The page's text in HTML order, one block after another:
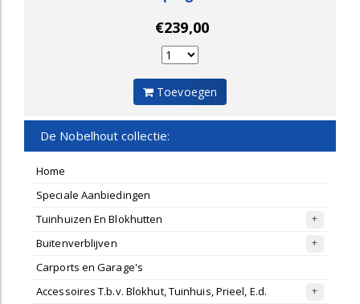
€239,00
Toevoegen
De Nobelhout collectie:
Home
Speciale Aanbiedingen
Tuinhuizen En Blokhutten
Buitenverblijven
Carports en Garage's
Accessoires T.b.v. Blokhut, Tuinhuis, Prieel, E.d.